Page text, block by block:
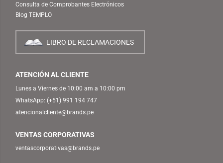
Consulta de Comprobantes Electrónicos
Blog TEMPLO
LIBRO DE RECLAMACIONES
ATENCIÓN AL CLIENTE
Lunes a Viernes de 10:00 am a 10:00 pm
WhatsApp: (+51) 991 194 747
atencionalcliente@brands.pe
VENTAS CORPORATIVAS
ventascorporativas@brands.pe